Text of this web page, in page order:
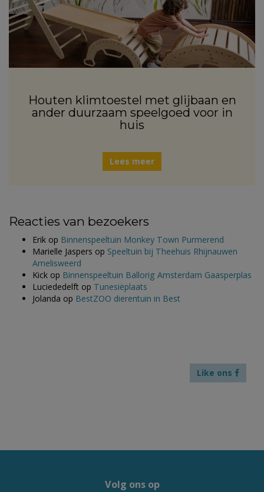
Houten klimtoestel met glijbaan en
ander duurzaam speelgoed voor in
huis
Lees meer
Reacties van bezoekers
Erik op Binnenspeeltuin Monkey Town Purmerend
Marielle Jaspers op Speeltuin bij Theehuis Rhijnauwen
Amelisweerd
Kick op Binnenspeeltuin Ballorig Amsterdam Gaasperplas
Luciededelft op Tunesiëplaats
Jolanda op BestZOO dierentuin in Best
Like ons
Volg ons op